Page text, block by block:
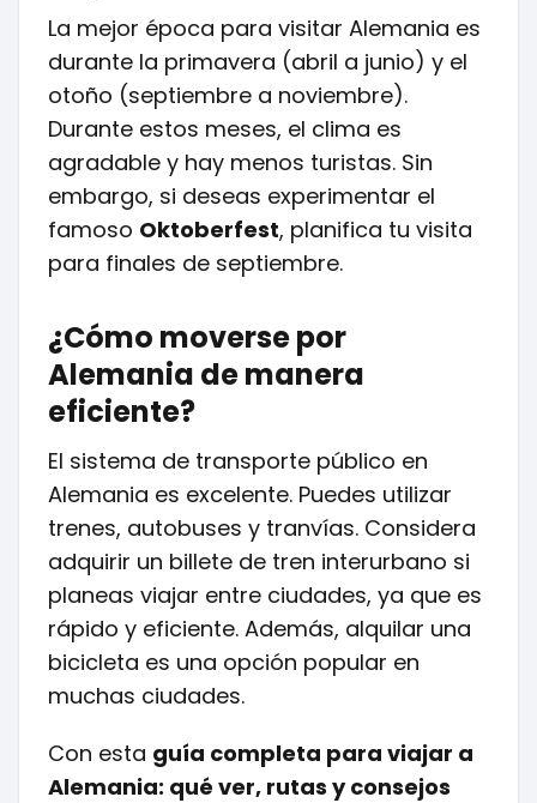
La mejor época para visitar Alemania es
durante la primavera (abril a junio) y el
otoño (septiembre a noviembre).
Durante estos meses, el clima es
agradable y hay menos turistas. Sin
embargo, si deseas experimentar el
famoso Oktoberfest, planifica tu visita
para finales de septiembre.
¿Cómo moverse por
Alemania de manera
eficiente?
El sistema de transporte público en
Alemania es excelente. Puedes utilizar
trenes, autobuses y tranvías. Considera
adquirir un billete de tren interurbano si
planeas viajar entre ciudades, ya que es
rápido y eficiente. Además, alquilar una
bicicleta es una opción popular en
muchas ciudades.
Con esta guía completa para viajar a
Alemania: qué ver, rutas y consejos